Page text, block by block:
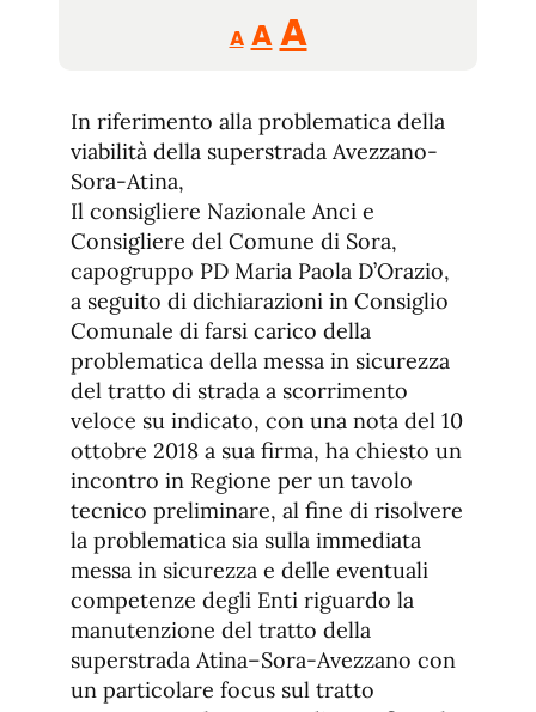
A
Reducir
tamaño
A Restablecer
de
fuente
AAumentar
de
In riferimento alla problematica della
viabilità della superstrada Avezzano-
Sora-Atina,
Il consigliere Nazionale Anci e
Consigliere del Comune di Sora,
capogruppo PD Maria Paola D’Orazio,
a seguito di dichiarazioni in Consiglio
Comunale di farsi carico della
problematica della messa in sicurezza
del tratto di strada a scorrimento
veloce su indicato, con una nota del 10
ottobre 2018 a sua firma, ha chiesto un
incontro in Regione per un tavolo
tecnico preliminare, al fine di risolvere
la problematica sia sulla immediata
messa in sicurezza e delle eventuali
competenze degli Enti riguardo la
manutenzione del tratto della
superstrada Atina–Sora-Avezzano con
un particolare focus sul tratto